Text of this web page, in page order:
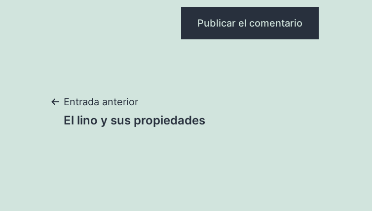
Navegación
Entrada anterior
El lino y sus propiedades